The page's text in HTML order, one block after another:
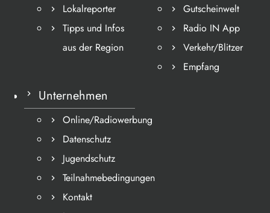
Lokalreporter
Tipps und Infos
aus der Region
Gutscheinwelt
Radio IN App
Verkehr/Blitzer
Empfang
Unternehmen
Online/Radiowerbung
Datenschutz
Jugendschutz
Teilnahmebedingungen
Kontakt